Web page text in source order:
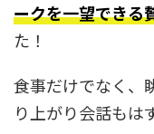
ークを一望できる
た！
食事だけでなく、
り上がり会話もは